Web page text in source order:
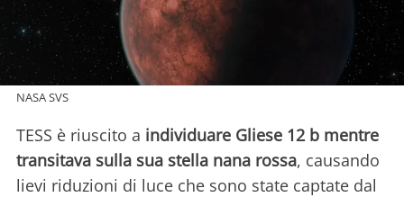
NASA SVS
TESS è riuscito a individuare Gliese 12 b mentre
transitava sulla sua stella nana rossa, causando
lievi riduzioni di luce che sono state captate dal